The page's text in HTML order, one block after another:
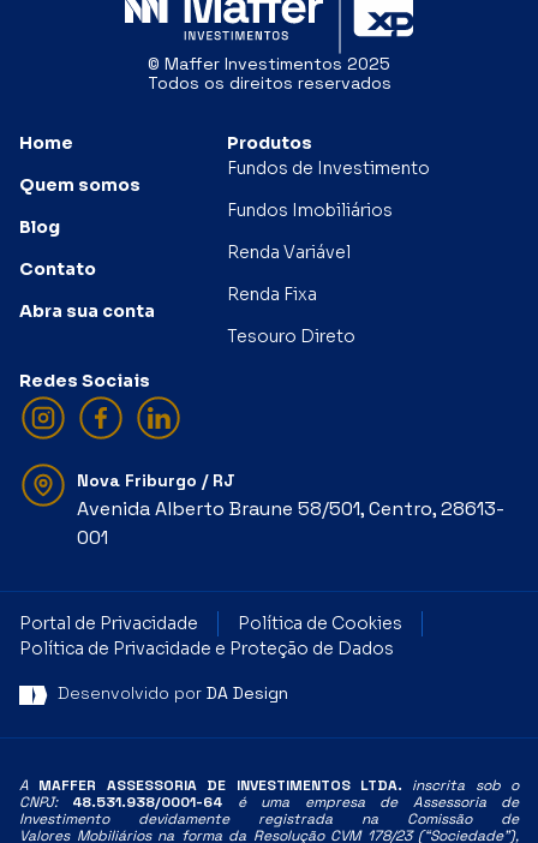
© Maffer Investimentos 2025
Todos os direitos reservados
Home
Quem somos
Blog
Contato
Abra sua conta
Produtos
Fundos de Investimento
Fundos Imobiliários
Renda Variável
Renda Fixa
Tesouro Direto
Redes Sociais
Nova Friburgo / RJ
Avenida Alberto Braune 58/501, Centro, 28613-
001
Portal de Privacidade
Política de Cookies
Política de Privacidade e Proteção de Dados
Desenvolvido por DA Design
A MAFFER ASSESSORIA DE INVESTIMENTOS LTDA. inscrita sob o
CNPJ: 48.531.938/0001-64 é uma empresa de Assessoria de
Investimento devidamente registrada na Comissão de
Valores Mobiliários na forma da Resolução CVM 178/23 (“Sociedade”),